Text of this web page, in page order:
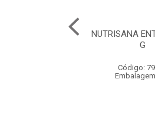
NUTRISANA
G
Código: